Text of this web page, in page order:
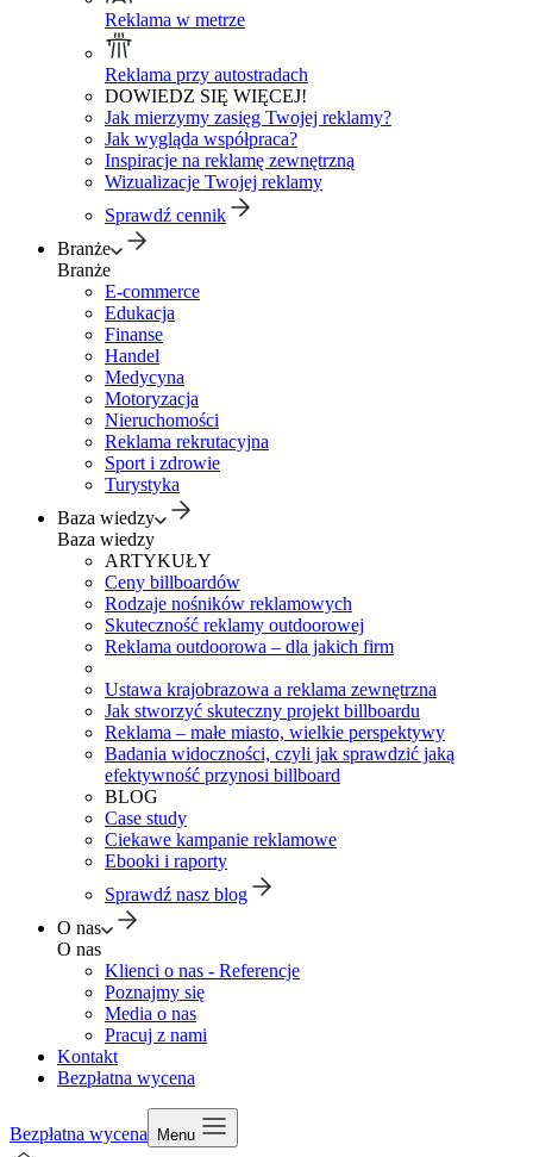
Reklama w metrze
Reklama przy autostradach
DOWIEDZ SIĘ WIĘCEJ!
Jak mierzymy zasięg Twojej reklamy?
Jak wygląda współpraca?
Inspiracje na reklamę zewnętrzną
Wizualizacje Twojej reklamy
Sprawdź cennik
Branże
Branże
E-commerce
Edukacja
Finanse
Handel
Medycyna
Motoryzacja
Nieruchomości
Reklama rekrutacyjna
Sport i zdrowie
Turystyka
Baza wiedzy
Baza wiedzy
ARTYKUŁY
Ceny billboardów
Rodzaje nośników reklamowych
Skuteczność reklamy outdoorowej
Reklama outdoorowa – dla jakich firm
Ustawa krajobrazowa a reklama zewnętrzna
Jak stworzyć skuteczny projekt billboardu
Reklama – małe miasto, wielkie perspektywy
Badania widoczności, czyli jak sprawdzić jaką
efektywność przynosi billboard
BLOG
Case study
Ciekawe kampanie reklamowe
Ebooki i raporty
Sprawdź nasz blog
O nas
O nas
Klienci o nas - Referencje
Poznajmy się
Media o nas
Pracuj z nami
Kontakt
Bezpłatna wycena
Bezpłatna wycena Menu